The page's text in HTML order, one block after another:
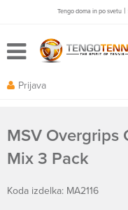
Tengo doma in po svetu |
Prijava
MSV Overgrips
Mix 3 Pack
Koda izdelka: MA2116